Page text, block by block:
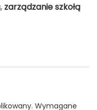
, zarządzanie szkołą
Wymagane